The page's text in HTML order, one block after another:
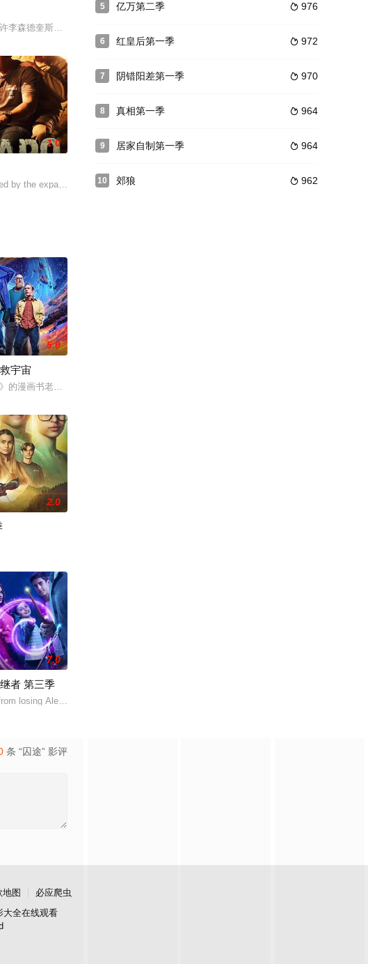
广告狂人》第六季将在美国东部时间
李森德奎斯特 (Josh Sundquist) 真实故事，新锐童星罗
特别短片《
1.0
by the expansive growth
5.0
宇宙
的漫画书老板斯图尔特·布鲁姆，他弄坏了一个谢尔顿和莱纳德制造的设备，
家
阿德里安·霍姆斯,克里斯汀·霍恩,丹
2.0
父抚养长大。她无意中继承了
7.0
者 第三季
losing Alex at t
条 “囚途” 影评
5  976
亿万第二季
6  972
红皇后第一季
7  970
阴错阳差第一季
8  964
真相第一季
9  964
居家自制第一季
10  962
郊狼
地图
必应爬虫
大全在线观看